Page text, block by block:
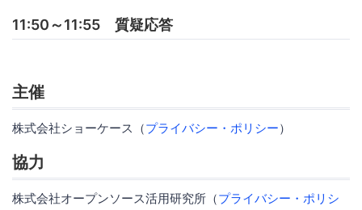
11:50～11:55 質疑応答
主催
株式会社ショーケース（プライバシー・ポリシー）
協力
株式会社オープンソース活用研究所（プライバシー・ポリシ